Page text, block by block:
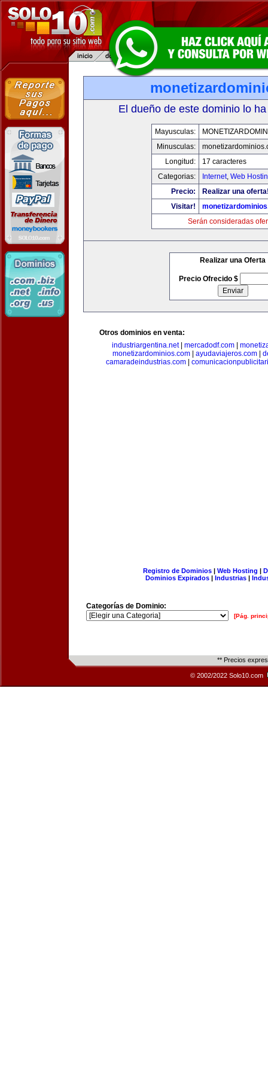
El dueño de este dominio lo
Mayusculas:
Minusculas:
Longitud:
17 caracteres
Categorias:
Internet, Web
Precio:
Realizar una
Visitar!
Serán consideradas
Realizar una Oferta
Precio Ofrecido $
Otros dominios en venta:
industriargentina.net| mercadodf.com|
monetizardominios.com
ayudaviajeros.com
camaradeindustrias.com|
Registro de Dominios| Web Hosting |
Dominios Expirados | Industrias |
Categorías de Dominio:
[Pág.
** Precios
© 2002/2022 Solo10.com